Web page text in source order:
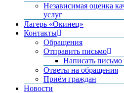
Независимая оценка
услуг
Лагерь «Окинец»
Контакты
Обращения
Отправить письмо
Написать письмо
Ответы на обращения
Приём граждан
Новости